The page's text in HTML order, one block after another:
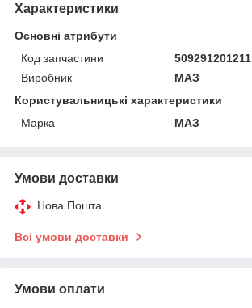
Характеристики
Основні атрибути
Код запчастини
509291201211
Виробник
МАЗ
Користувальницькі характеристики
Марка
МАЗ
Умови доставки
Нова Пошта
Всі умови доставки
Умови оплати